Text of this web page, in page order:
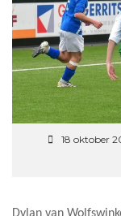
18 oktober